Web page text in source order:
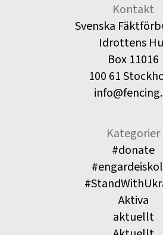
Kontakt
Svenska
Idrottens
Box 11016
100 61
Kategorier
#donate
Aktiva
aktuellt